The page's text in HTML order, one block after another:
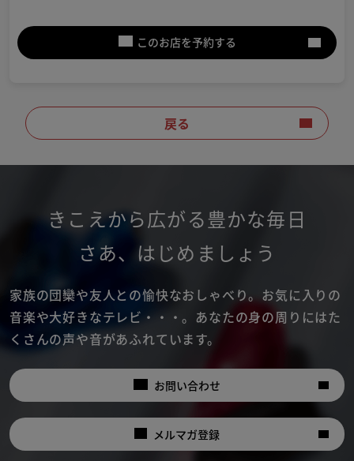
このお店を予約する
戻る
きこえから広がる豊かな毎日
さあ、 はじめましょう
家族の団欒や友人との愉快なおしゃべり。 お気に入りの
音楽や大好きなテレビ・・・。 あなたの身の周りにはた
くさんの声や音があふれています。
お問い合わせ
メルマガ登録